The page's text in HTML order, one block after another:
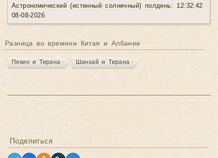
Астрономический (истинный солнечный) полдень: 12:32:42
08-08-2026
Разница во времени Китая и Албании
Пекин и Тирана Шанхай и Тирана
Поделиться